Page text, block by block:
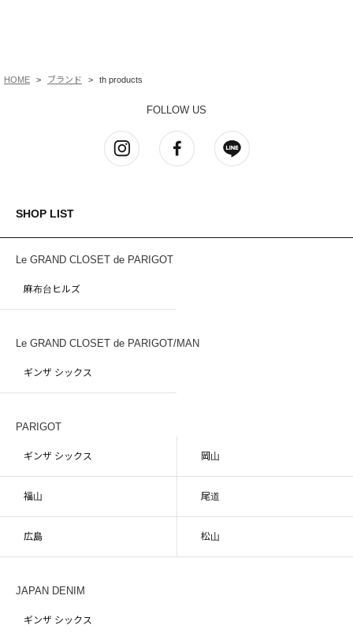
HOME ブランド th products
FOLLOW US
SHOP LIST
Le GRAND CLOSET de PARIGOT
麻布台ヒルズ
Le GRAND CLOSET de PARIGOT/MAN
ギンザ シックス
PARIGOT
ギンザ シックス 岡山
福山 尾道
広島 松山
JAPAN DENIM
ギンザ シックス